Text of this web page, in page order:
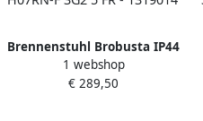
Brennenstuhl Brobusta IP44
kabelhaspel voor nijverheid
bouw | 50m | H07RN-F 3G2
1 webshop
€ 289,50